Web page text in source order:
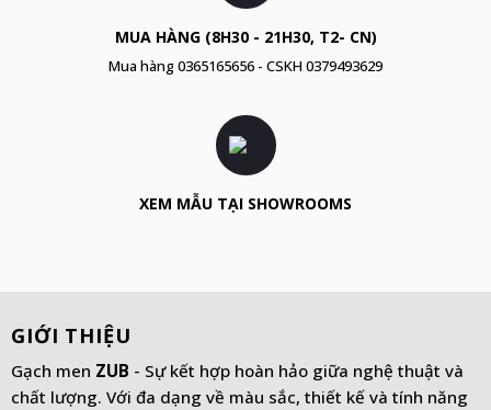
MUA HÀNG (8H30 - 21H30, T2- CN)
Mua hàng0365165656 - CSKH 0379493629
XEM MẪU TẠI SHOWROOMS
GIỚI THIỆU
Gạch men ZUB - Sự kết hợp hoàn hảo giữa nghệ thuật và
chất lượng. Với đa dạng về màu sắc, thiết kế và tính năng